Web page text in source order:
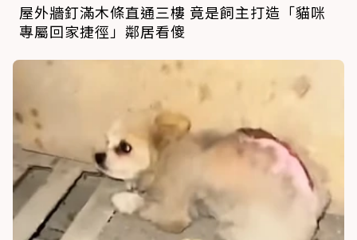
屋外牆釘滿木條直通三樓 竟是飼主打造「貓咪
專屬回家捷徑」鄰居看傻